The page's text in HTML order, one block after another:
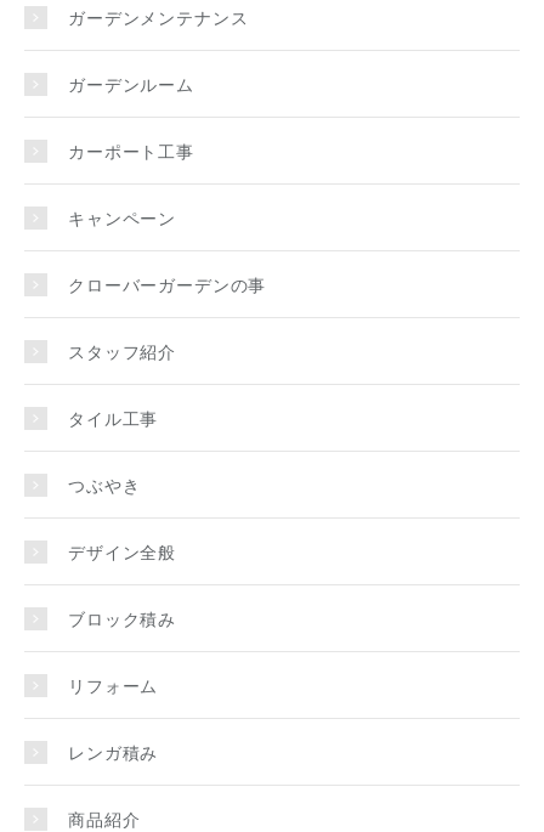
ガーデンメンテナンス
ガーデンルーム
カーポート工事
キャンペーン
クローバーガーデンの事
スタッフ紹介
タイル工事
つぶやき
デザイン全般
ブロック積み
リフォーム
レンガ積み
商品紹介